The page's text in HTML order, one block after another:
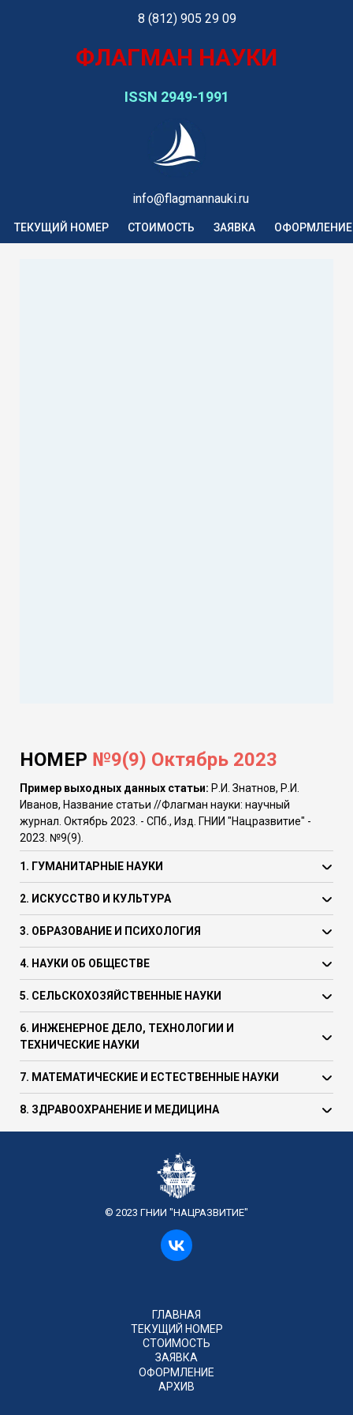
8 (812) 905 29 09
ФЛАГМАН НАУКИ
ISSN 2949-1991
info@flagmannauki.ru
ТЕКУЩИЙ НОМЕР СТОИМОСТЬ ЗАЯВКА ОФОРМЛЕНИЕ
НОМЕР №9(9) Октябрь 2023
Пример выходных данных статьи: Р.И. Знатнов, Р.И.
Иванов, Название статьи //Флагман науки: научный
журнал. Октябрь 2023. - СПб., Изд. ГНИИ "Нацразвитие" -
2023. №9(9).
1. ГУМАНИТАРНЫЕ НАУКИ
2. ИСКУССТВО И КУЛЬТУРА
3. ОБРАЗОВАНИЕ И ПСИХОЛОГИЯ
4. НАУКИ ОБ ОБЩЕСТВЕ
5. СЕЛЬСКОХОЗЯЙСТВЕННЫЕ НАУКИ
6. ИНЖЕНЕРНОЕ ДЕЛО, ТЕХНОЛОГИИ И
ТЕХНИЧЕСКИЕ НАУКИ
7. МАТЕМАТИЧЕСКИЕ И ЕСТЕСТВЕННЫЕ НАУКИ
8. ЗДРАВООХРАНЕНИЕ И МЕДИЦИНА
© 2023 ГНИИ "НАЦРАЗВИТИЕ"
ГЛАВНАЯ
ТЕКУЩИЙ НОМЕР
СТОИМОСТЬ
ЗАЯВКА
ОФОРМЛЕНИЕ
АРХИВ